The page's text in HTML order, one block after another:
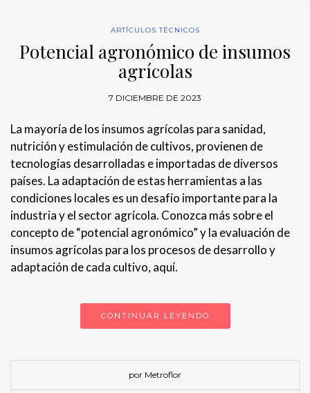
ARTÍCULOS TÉCNICOS
Potencial agronómico de insumos
agrícolas
7 DICIEMBRE DE 2023
La mayoría de los insumos agrícolas para sanidad,
nutrición y estimulación de cultivos, provienen de
tecnologías desarrolladas e importadas de diversos
países. La adaptación de estas herramientas a las
condiciones locales es un desafío importante para la
industria y el sector agrícola. Conozca más sobre el
concepto de “potencial agronómico” y la evaluación de
insumos agrícolas para los procesos de desarrollo y
adaptación de cada cultivo, aquí.
CONTINUAR LEYENDO
por Metroflor